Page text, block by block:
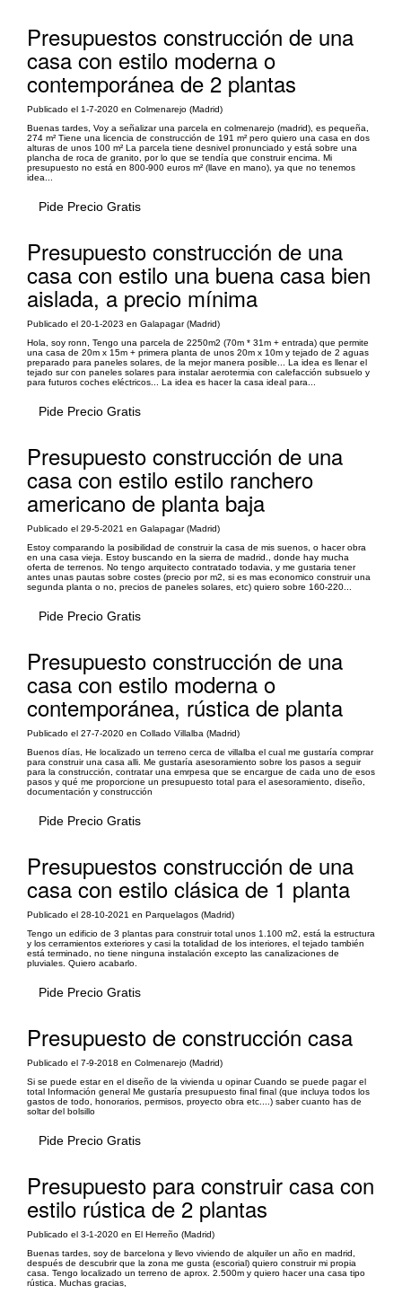
Presupuestos construcción de una
casa con estilo moderna o
contemporánea de 2 plantas
Publicado el 1-7-2020 en Colmenarejo (Madrid)
Buenas tardes, Voy a señalizar una parcela en colmenarejo (madrid), es pequeña,
274 m² Tiene una licencia de construcción de 191 m² pero quiero una casa en dos
alturas de unos 100 m² La parcela tiene desnivel pronunciado y está sobre una
plancha de roca de granito, por lo que se tendía que construir encima. Mi
presupuesto no está en 800-900 euros m² (llave en mano), ya que no tenemos
idea...
Pide Precio Gratis
Presupuesto construcción de una
casa con estilo una buena casa bien
aislada, a precio mínima
Publicado el 20-1-2023 en Galapagar (Madrid)
Hola, soy ronn, Tengo una parcela de 2250m2 (70m * 31m + entrada) que permite
una casa de 20m x 15m + primera planta de unos 20m x 10m y tejado de 2 aguas
preparado para paneles solares, de la mejor manera posible... La idea es llenar el
tejado sur con paneles solares para instalar aerotermia con calefacción subsuelo y
para futuros coches eléctricos... La idea es hacer la casa ideal para...
Pide Precio Gratis
Presupuesto construcción de una
casa con estilo estilo ranchero
americano de planta baja
Publicado el 29-5-2021 en Galapagar (Madrid)
Estoy comparando la posibilidad de construir la casa de mis suenos, o hacer obra
en una casa vieja. Estoy buscando en la sierra de madrid., donde hay mucha
oferta de terrenos. No tengo arquitecto contratado todavia, y me gustaria tener
antes unas pautas sobre costes (precio por m2, si es mas economico construir una
segunda planta o no, precios de paneles solares, etc) quiero sobre 160-220...
Pide Precio Gratis
Presupuesto construcción de una
casa con estilo moderna o
contemporánea, rústica de planta
Publicado el 27-7-2020 en Collado Villalba (Madrid)
Buenos días, He localizado un terreno cerca de villalba el cual me gustaría comprar
para construir una casa alli. Me gustaría asesoramiento sobre los pasos a seguir
para la construcción, contratar una emrpesa que se encargue de cada uno de esos
pasos y qué me proporcione un presupuesto total para el asesoramiento, diseño,
documentación y construcción
Pide Precio Gratis
Presupuestos construcción de una
casa con estilo clásica de 1 planta
Publicado el 28-10-2021 en Parquelagos (Madrid)
Tengo un edificio de 3 plantas para construir total unos 1.100 m2, está la estructura
y los cerramientos exteriores y casi la totalidad de los interiores, el tejado también
está terminado, no tiene ninguna instalación excepto las canalizaciones de
pluviales. Quiero acabarlo.
Pide Precio Gratis
Presupuesto de construcción casa
Publicado el 7-9-2018 en Colmenarejo (Madrid)
Si se puede estar en el diseño de la vivienda u opinar Cuando se puede pagar el
total Información general Me gustaría presupuesto final final (que incluya todos los
gastos de todo, honorarios, permisos, proyecto obra etc....) saber cuanto has de
soltar del bolsillo
Pide Precio Gratis
Presupuesto para construir casa con
estilo rústica de 2 plantas
Publicado el 3-1-2020 en El Herreño (Madrid)
Buenas tardes, soy de barcelona y llevo viviendo de alquiler un año en madrid,
después de descubrir que la zona me gusta (escorial) quiero construir mi propia
casa. Tengo localizado un terreno de aprox. 2.500m y quiero hacer una casa tipo
rústica. Muchas gracias,